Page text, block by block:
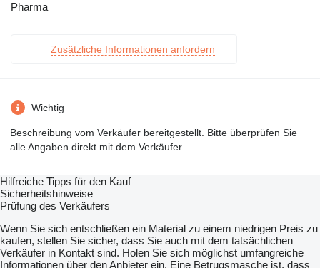
Pharma
Zusätzliche Informationen anfordern
Wichtig
Beschreibung vom Verkäufer bereitgestellt. Bitte überprüfen Sie
alle Angaben direkt mit dem Verkäufer.
Hilfreiche Tipps für den Kauf
Sicherheitshinweise
Prüfung des Verkäufers
Wenn Sie sich entschließen ein Material zu einem niedrigen Preis zu
kaufen, stellen Sie sicher, dass Sie auch mit dem tatsächlichen
Verkäufer in Kontakt sind. Holen Sie sich möglichst umfangreiche
Informationen über den Anbieter ein. Eine Betrugsmasche ist, dass